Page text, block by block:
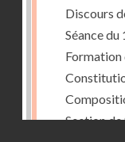
Discours
Séance
Formation
Section